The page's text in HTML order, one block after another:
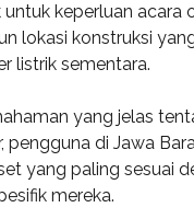
keperluan acara
lokasi konstruksi
listrik sementara.
yang jelas
pengguna di Jawa
yang paling sesuai
mereka.